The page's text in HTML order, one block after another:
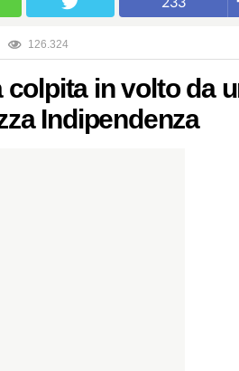
126.324
colpita in volto da
Indipendenza